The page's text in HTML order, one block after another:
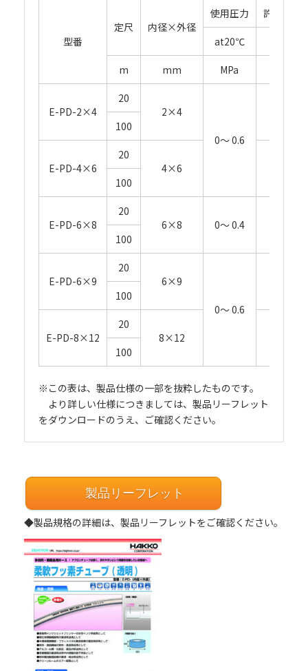
型番
定尺 内径×外径
使用圧力 許容曲げ
at20℃
m mm MPa
E-PD-2×4
20
2×4
0～ 0.6
100
E-PD-4×6
20
4×6
100
E-PD-6×8
20
6×8
0～ 0.4
100
E-PD-6×9
20
6×9
0～ 0.6
100
E-PD-8×12
20
8×12
100
※この表は、製品仕様の一部を抜粋したものです。
より詳しい仕様につきましては、製品リーフレット
をダウンロードのうえ、ご確認ください。
製品リーフレット
◆製品規格の詳細は、製品リーフレットをご確認ください。